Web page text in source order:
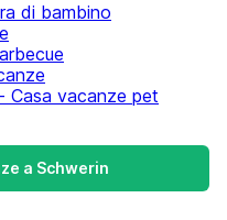
di bambino
Casa vacanze pet
a Schwerin